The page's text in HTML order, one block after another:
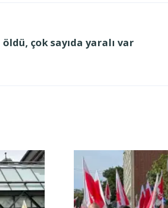
öldü, çok sayıda yaralı var